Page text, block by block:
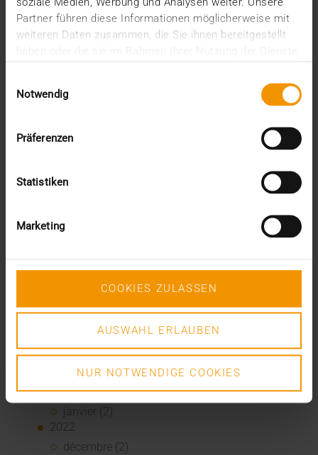
soziale Medien, Werbung und Analysen weiter. Unsere
Partner führen diese Informationen möglicherweise mit
weiteren Daten zusammen, die Sie ihnen bereitgestellt
haben oder die sie im Rahmen Ihrer Nutzung der Dienste
Notwendig
Präferenzen
Statistiken
Marketing
COOKIES ZULASSEN
AUSWAHL ERLAUBEN
NUR NOTWENDIGE COOKIES
juin (1)
mars (1)
décembre (1)
août (1)
mai (5)
janvier (4)
décembre (2)
novembre (5)
août (1)
juin (4)
mai (5)
mars (1)
février (1)
janvier (2)
2022
décembre (2)